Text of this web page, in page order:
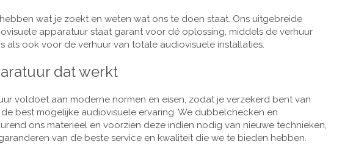
wat je zoekt en weten wat ons te doen staat. Ons uitgebreide
apparatuur staat garant voor dé oplossing, middels de verhuur
als ook voor de verhuur van totale audiovisuele installaties.
dat werkt
voldoet aan moderne normen en eisen, zodat je verzekerd bent van
best mogelijke audiovisuele ervaring. We dubbelchecken en
ons materieel en voorzien deze indien nodig van nieuwe technieken,
van de beste service en kwaliteit die we te bieden hebben.